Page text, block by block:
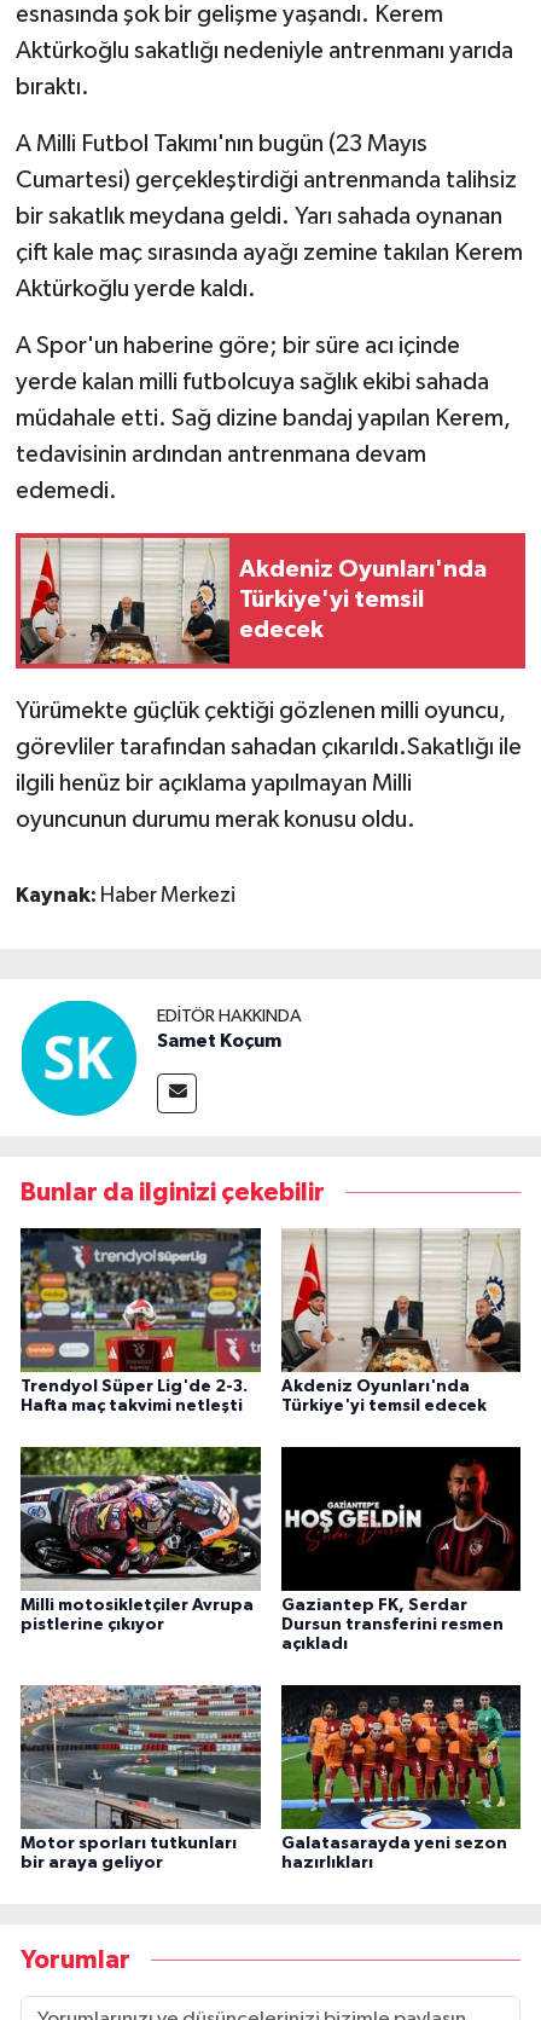
esnasında şok bir gelişme yaşandı. Kerem
Aktürkoğlu sakatlığı nedeniyle antrenmanı yarıda
bıraktı.
A Milli Futbol Takımı'nın bugün (23 Mayıs
Cumartesi) gerçekleştirdiği antrenmanda talihsiz
bir sakatlık meydana geldi. Yarı sahada oynanan
çift kale maç sırasında ayağı zemine takılan Kerem
Aktürkoğlu yerde kaldı.
A Spor'un haberine göre; bir süre acı içinde
yerde kalan milli futbolcuya sağlık ekibi sahada
müdahale etti. Sağ dizine bandaj yapılan Kerem,
tedavisinin ardından antrenmana devam
edemedi.
Akdeniz Oyunları'nda
Türkiye'yi temsil
edecek
Yürümekte güçlük çektiği gözlenen milli oyuncu,
görevliler tarafından sahadan çıkarıldı.Sakatlığı ile
ilgili henüz bir açıklama yapılmayan Milli
oyuncunun durumu merak konusu oldu.
Kaynak: Haber Merkezi
EDITÖR HAKKINDA
Samet Koçum
Bunlar da ilginizi çekebilir
Trendyol Süper Lig'de 2-3.
Hafta maç takvimi netleşti
Akdeniz Oyunları'nda
Türkiye'yi temsil edecek
Milli motosikletçiler Avrupa
pistlerine çıkıyor
Gaziantep FK, Serdar
Dursun transferini resmen
açıkladı
Motor sporları tutkunları
bir araya geliyor
Galatasarayda yeni sezon
hazırlıkları
Yorumlar
Teknoloji
Video Haber
Yaşam
Yeme-İçme